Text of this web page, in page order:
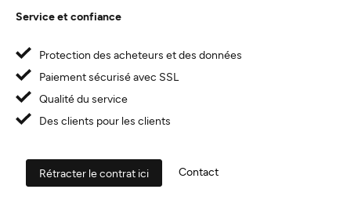
Service et confiance
Protection des acheteurs et des données
Paiement sécurisé avec SSL
Qualité du service
Des clients pour les clients
Rétracter le contrat ici Contact